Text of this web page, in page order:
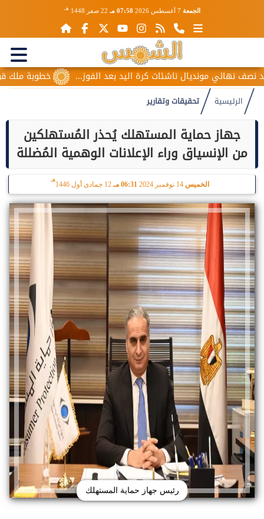
الجمعة 7 أغسطس 2026 07:58 مـ 22 صفر 1448 هـ
خطوبة ملك قورة مونديال ناشئات كرة اليد بعد الفوز...
الرئيسية تحقيقات وتقارير
جهاز حماية المستهلك يُحذر المُستهلكين
من الإنسياق وراء الإعلانات الوهمية المُضللة
الخميس 14 نوفمبر 2024 06:31 مـ 12 جمادى أول 1446
هـ
رئيس جهاز حماية المستهلك